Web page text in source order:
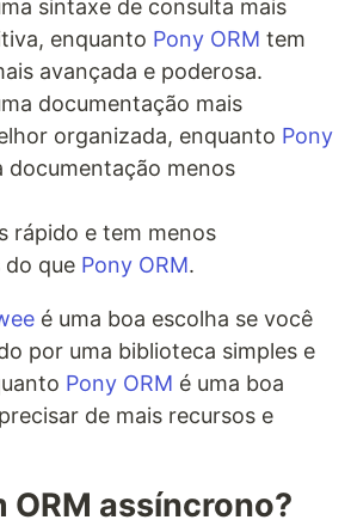
sintaxe de consulta mais
enquanto Pony ORM tem
avançada e poderosa.
documentação mais
organizada, enquanto Pony
documentação menos
rápido e tem menos
do que Pony ORM.
é uma boa escolha se você
por uma biblioteca simples e
Pony ORM é uma boa
de mais recursos e
ORM assíncrono?